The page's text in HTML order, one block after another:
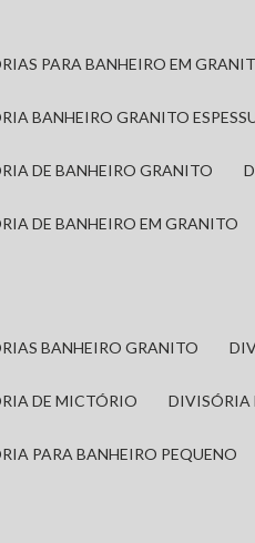
PARA BANHEIRO EM
BANHEIRO GRANITO
DE BANHEIRO GRANITO
DE BANHEIRO EM GRANITO
BANHEIRO GRANITO
DE MICTÓRIO
PARA BANHEIRO PEQUENO